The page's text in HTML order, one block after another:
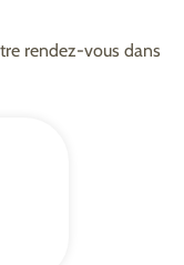
rendez-vous dans